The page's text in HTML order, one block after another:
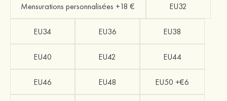
Mensurations personnalisées +18 € EU32
EU34 EU36 EU38
EU40 EU42 EU44
EU46 EU48 EU50 +€6